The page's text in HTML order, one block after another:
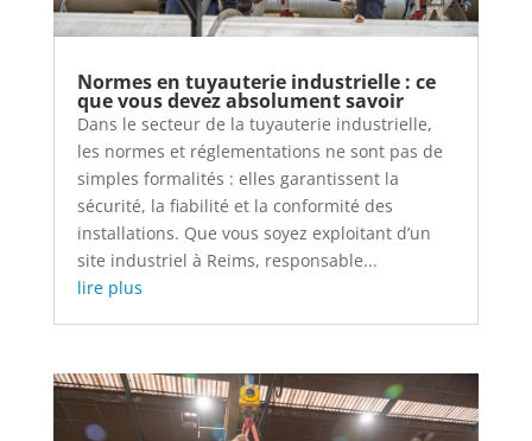
Normes en tuyauterie industrielle : ce
que vous devez absolument savoir
Dans le secteur de la tuyauterie industrielle,
les normes et réglementations ne sont pas de
simples formalités : elles garantissent la
sécurité, la fiabilité et la conformité des
installations. Que vous soyez exploitant d’un
site industriel à Reims, responsable...
lire plus